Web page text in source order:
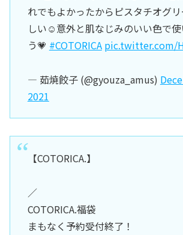
れでもよかったからピスタチオグ
しい☺️意外と肌なじみのいい色で
う💗 #COTORICA pic.twitter.com/
— 茹焼餃子 (@gyouza_amus)
2021
【COTORICA.】
／
COTORICA.福袋
まもなく予約受付終了！